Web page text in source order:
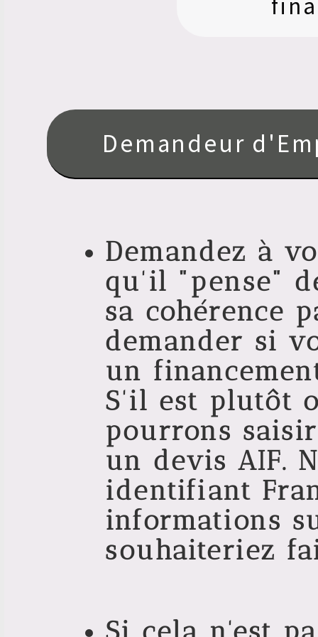
Il y a de
Si cela n'est
refusé, la
formation de
par chèque).
Demandeur
Demandez à
qu'il "pense"
sa cohérence
demander si
un
S'il est plutôt
pourrons
un devis AIF.
identifiant
informations
souhaiteriez